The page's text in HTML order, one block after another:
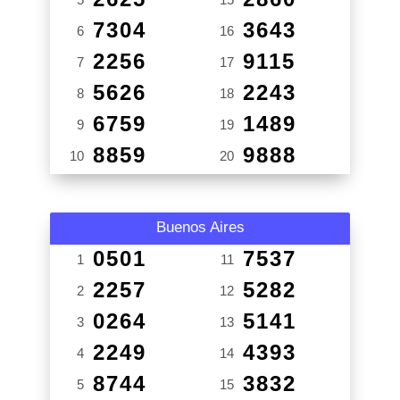
6 7304
7 2256
8 5626
9 6759
10 8859
16 3643
17 9115
18 2243
19 1489
20 9888
Buenos Aires
1 0501
2 2257
3 0264
4 2249
5 8744
11 7537
12 5282
13 5141
14 4393
15 3832